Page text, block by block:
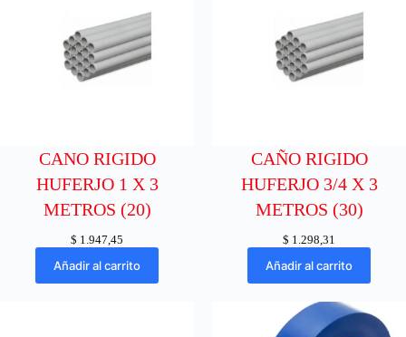
CANO RIGIDO
HUFERJO 1 X 3
METROS (20)
$ 1.947,45
Añadir al carrito
CAÑO RIGIDO
HUFERJO 3/4 X 3
METROS (30)
$ 1.298,31
Añadir al carrito